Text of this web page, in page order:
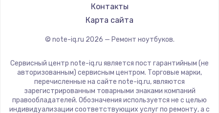
LG
Panasonic
ZTE
Hiper
Evga
Контакты
Карта сайта
© note-iq.ru 2026 — Ремонт ноутбуков.
Сервисный центр note-iq.ru является пост гарантийным (не
авторизованным) сервисным центром. Торговые марки,
перечисленные на сайте note-iq.ru, являются
зарегистрированным товарными знаками компаний
правообладателей. Обозначения используется не с целью
индивидуализации соответствующих услуг по ремонту, а с